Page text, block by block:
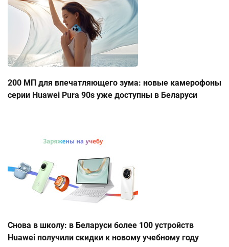
200 МП для впечатляющего зума: новые камерофоны
серии Huawei Pura 90s уже доступны в Беларуси
Снова в школу: в Беларуси более 100 устройств
Huawei получили скидки к новому учебному году